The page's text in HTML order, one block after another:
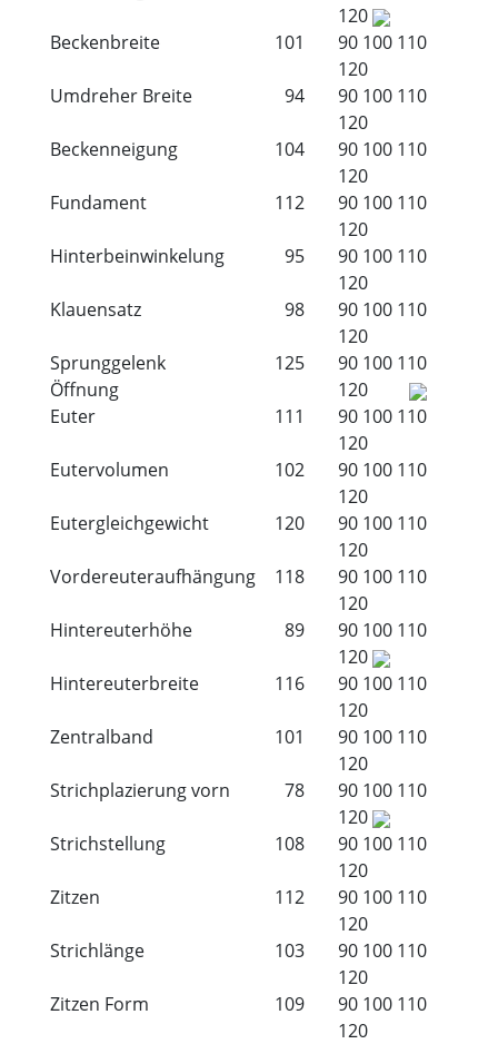
120
Beckenbreite
101 90 100 110
120
Umdreher Breite
94 90 100 110
120
Beckenneigung
104 90 100 110
120
Fundament
112 90 100 110
120
Hinterbeinwinkelung
95 90 100 110
120
Klauensatz
98 90 100 110
120
Sprunggelenk
Öffnung
125 90 100 110
120
Euter
111 90 100 110
120
Eutervolumen
102 90 100 110
120
Eutergleichgewicht
120 90 100 110
120
Vordereuteraufhängung
118 90 100 110
120
Hintereuterhöhe
89 90 100 110
120
Hintereuterbreite
116 90 100 110
120
Zentralband
101 90 100 110
120
Strichplazierung vorn
78 90 100 110
120
Strichstellung
108 90 100 110
120
Zitzen
112 90 100 110
120
Strichlänge
103 90 100 110
120
Zitzen Form
109 90 100 110
120